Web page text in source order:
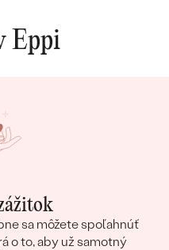
Eppi
sa môžete spoľahnúť
o to, aby už samotný